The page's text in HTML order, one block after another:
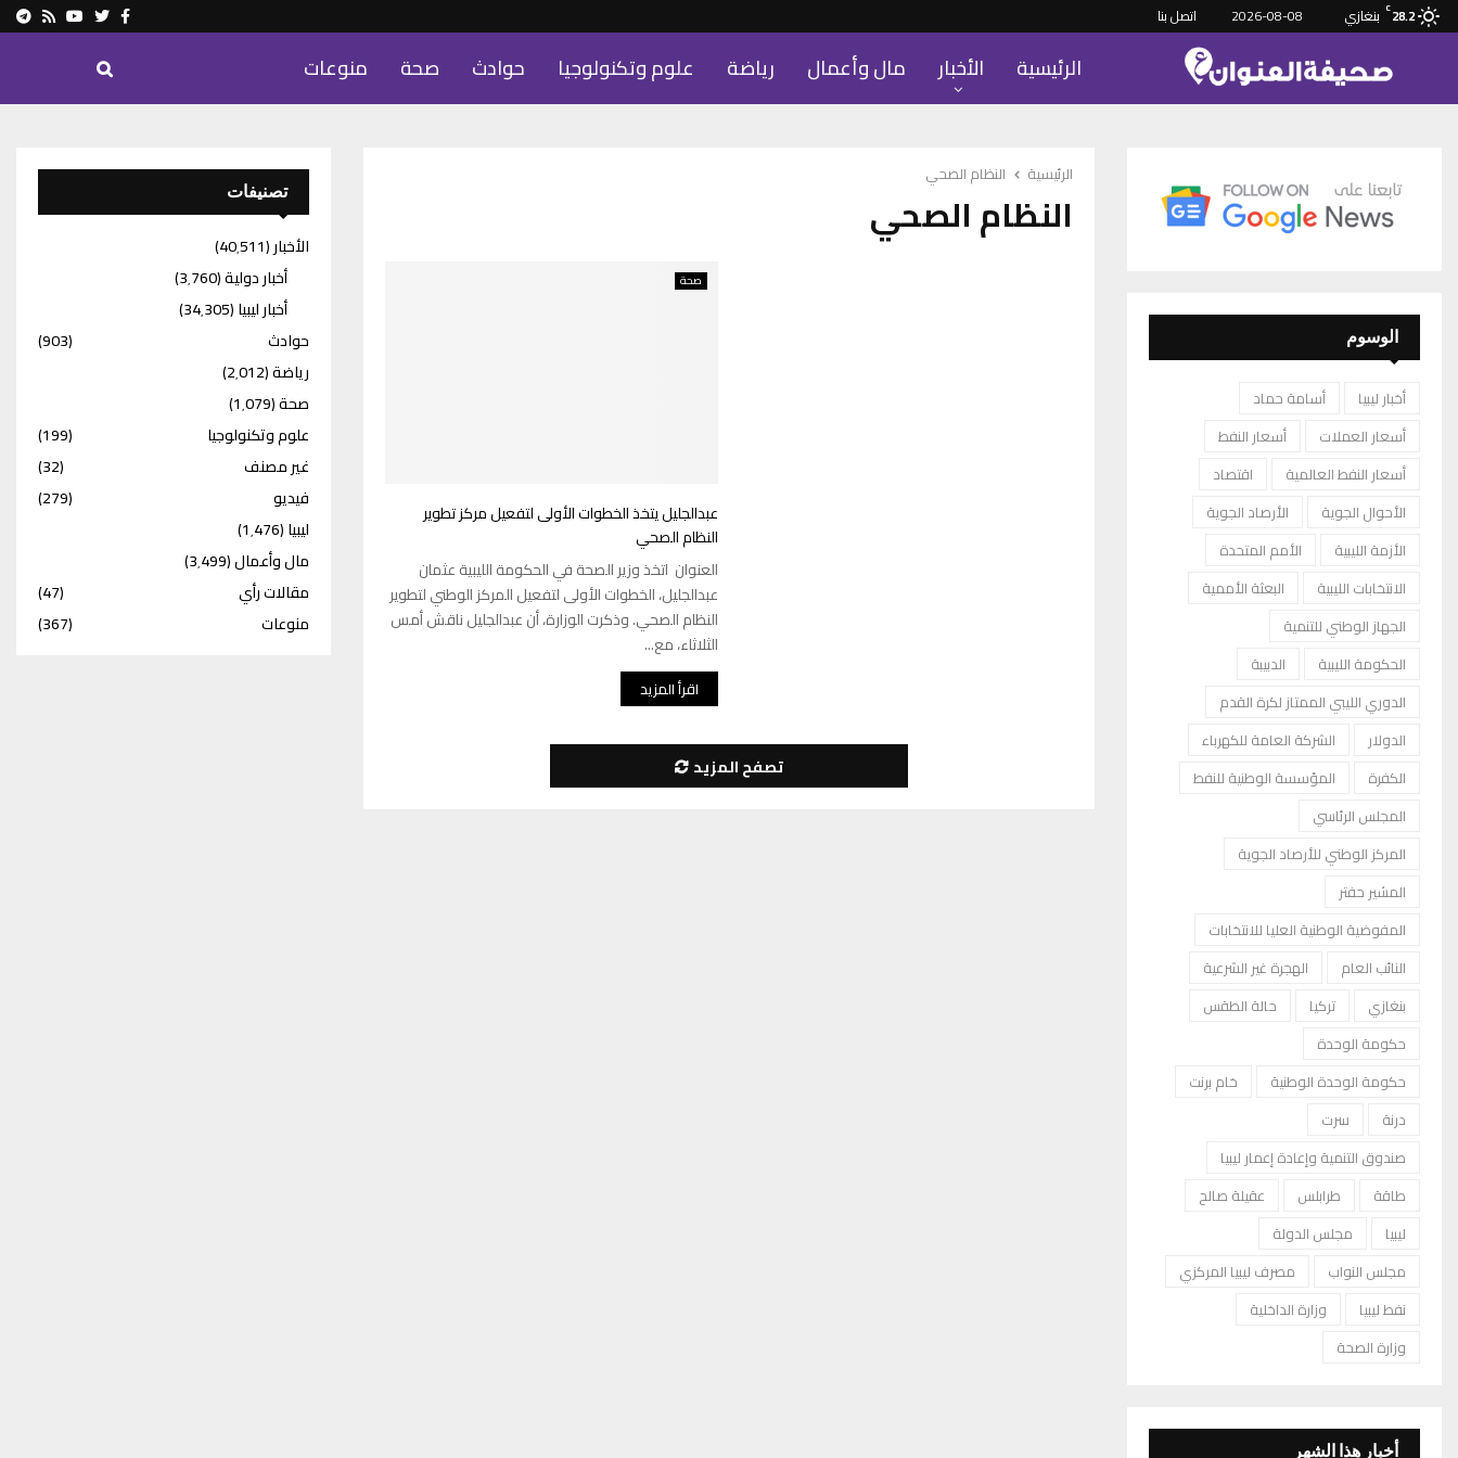
28.2
C بنغازي 2026-08-08 اتصل بنا Facebook
Twitter
Youtube
Rss
الرئيسية الأخبار مال وأعمال رياضة علوم وتكنولوجيا حوادث صحة منوعات
الرئيسية النظام الصحي
النظام الصحي
صحة
عبدالجليل يتخذ الخطوات الأولى لتفعيل مركز تطوير
النظام الصحي
العنوان اتخذ وزير الصحة في الحكومة الليبية عثمان
عبدالجليل، الخطوات الأولى لتفعيل المركز الوطني لتطوير
النظام الصحي. وذكرت الوزارة، أن عبدالجليل ناقش أمس
الثلاثاء، مع...
اقرأ المزيد
تصفح المزيد
الوسوم
أخبار ليبيا
أسامة حماد
أسعار العملات
أسعار النفط
أسعار النفط العالمية
اقتصاد
الأحوال الجوية
الأرصاد الجوية
الأزمة الليبية
الأمم المتحدة
الانتخابات الليبية
البعثة الأممية
الجهاز الوطني للتنمية
الحكومة الليبية
الدبيبة
الدوري الليبي الممتاز لكرة القدم
الدولار
الشركة العامة للكهرباء
الكفرة
المؤسسة الوطنية للنفط
المجلس الرئاسي
المركز الوطني للأرصاد الجوية
المشير حفتر
المفوضية الوطنية العليا للانتخابات
النائب العام
الهجرة غير الشرعية
بنغازي
تركيا
حالة الطقس
حكومة الوحدة
حكومة الوحدة الوطنية
خام برنت
درنة
سرت
صندوق التنمية وإعادة إعمار ليبيا
طاقة
طرابلس
عقيلة صالح
ليبيا
مجلس الدولة
مجلس النواب
مصرف ليبيا المركزي
نفط ليبيا
وزارة الداخلية
وزارة الصحة
أخبار هذا الشهر
تصنيفات
الأخبار(40٬511)
أخبار دولية(3٬760)
أخبار ليبيا(34٬305)
حوادث
(903)
رياضة(2٬012)
صحة(1٬079)
علوم وتكنولوجيا
(199)
غير مصنف
(32)
فيديو
(279)
ليبيا(1٬476)
مال وأعمال(3٬499)
مقالات رأي
(47)
منوعات
(367)